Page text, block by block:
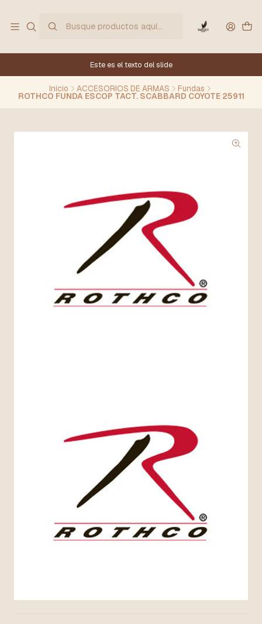
Este es el texto del slide
Inicio ACCESORIOS DE ARMAS Fundas
ROTHCO FUNDA ESCOP TACT. SCABBARD COYOTE 25911